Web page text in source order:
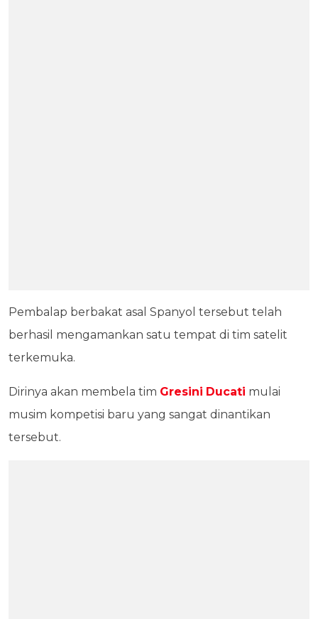
Pembalap berbakat asal Spanyol tersebut telah
berhasil mengamankan satu tempat di tim satelit
terkemuka.
Dirinya akan membela tim Gresini Ducati mulai
musim kompetisi baru yang sangat dinantikan
tersebut.